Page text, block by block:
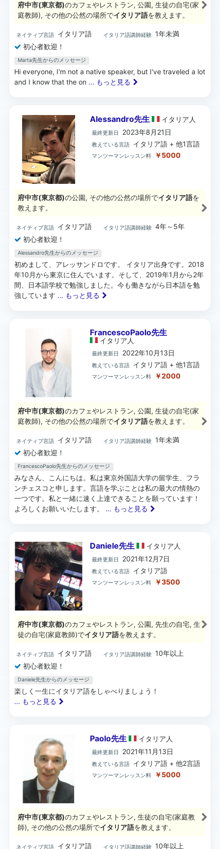
府中市(東京都)のカフェやレストラン, 公園, 生徒の自宅(家
庭教師), その他の公然の場所でイタリア語を教えます。
ネイティブ言語 イタリア語 イタリア語講師経験 1年未満
初心者歓迎！
Marta先生からのメッセージ
Hi everyone, I'm not a native speaker, but I've traveled a lot
and I know that the on ... もっと見る
Alessandro先生 イタリア 人
最終更新日 2023年8月21日
教えている言語 イタリア語 + 他1言語
マンツーマンレッスン料 ￥5000
府中市(東京都)の公園, その他の公然の場所でイタリア語を
教えます。
ネイティブ言語 イタリア語 イタリア語講師経験 4年～5年
初心者歓迎！
Alessandro先生からのメッセージ
初めまして、アレッサンドロです。 イタリア出身です。2018
年10月から東京に住んでいます。そして、2019年1月から2年
間、日本語学校で勉強しました。今も働きながら日本語を勉
強しています ... もっと見る
FrancescoPaolo先生
イタリア 人
最終更新日 2022年10月13日
教えている言語 イタリア語 + 他1言語
マンツーマンレッスン料 ￥2000
府中市(東京都)のカフェやレストラン, 公園, 生徒の自宅(家
庭教師), その他の公然の場所でイタリア語を教えます。
ネイティブ言語 イタリア語 イタリア語講師経験 1年未満
初心者歓迎！
FrancescoPaolo先生からのメッセージ
みなさん、こんにちは。私は東京外国語大学の留学生、フラ
ンチェスコと申します。言語を学ぶことは私の最大の情熱の
一つです。私と一緒に速く上達できることを願っています！
よろしくお願いいたします。 ... もっと見る
Daniele先生 イタリア 人
最終更新日 2021年12月7日
教えている言語 イタリア語
マンツーマンレッスン料 ￥3500
府中市(東京都)のカフェやレストラン, 公園, 先生の自宅, 生
徒の自宅(家庭教師)でイタリア語を教えます。
ネイティブ言語 イタリア語 イタリア語講師経験 10年以上
初心者歓迎！
Daniele先生からのメッセージ
楽しく一生にイタリア語をしゃべりましょう！
... もっと見る
Paolo先生 イタリア 人
最終更新日 2021年11月13日
教えている言語 イタリア語 + 他2言語
マンツーマンレッスン料 ￥5000
府中市(東京都)のカフェやレストラン, 生徒の自宅(家庭教
師), その他の公然の場所でイタリア語を教えます。
ネイティブ言語 イタリア語 イタリア語講師経験 10年以上